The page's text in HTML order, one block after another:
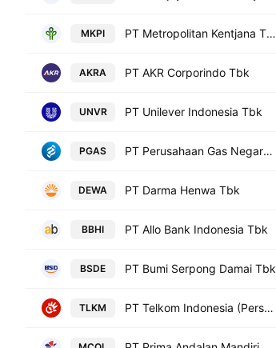
MKPI PT Metropolitan Kentjana Tbk
AKRA PT AKR Corporindo Tbk
UNVR PT Unilever Indonesia Tbk
PGAS PT Perusahaan Gas Negara (Persero) Tbk Class B
DEWA PT Darma Henwa Tbk
BBHI PT Allo Bank Indonesia Tbk
BSDE PT Bumi Serpong Damai Tbk
TLKM PT Telkom Indonesia (Persero) Tbk Class B